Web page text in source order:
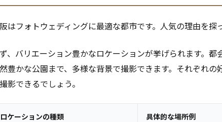
はフォトウェディングに最適な都市です。人気の理由を探
、バリエーション豊かなロケーションが挙げられます。都
豊かな公園まで、多様な背景で撮影できます。それぞれ
影できるでしょう。
ロケーションの種類 具体的な場所例